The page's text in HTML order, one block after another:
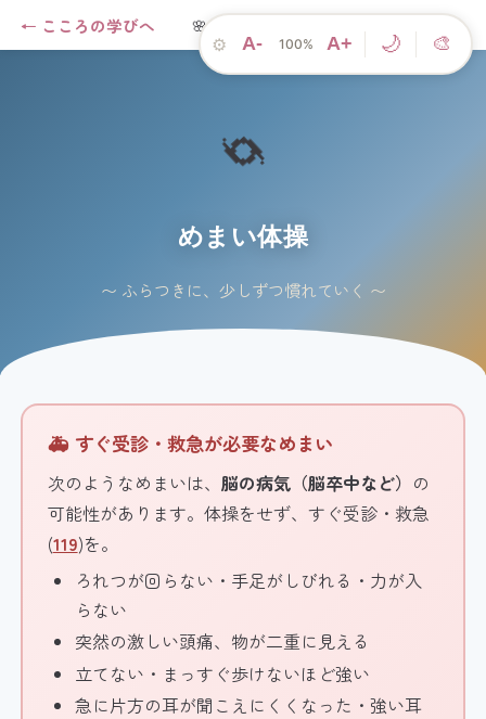
← こころの学びへ 🌸 こころのアプリ パニックSOS →
🌀
めまい体操
〜 ふらつきに、少しずつ慣れていく 〜
🚑 すぐ受診・救急が必要なめまい
次のようなめまいは、 脳の病気（脳卒中など） の
可能性があります。体操をせず、すぐ受診・救急
(119)を。
ろれつが回らない・手足がしびれる・力が入
らない
突然の激しい頭痛、物が二重に見える
立てない・まっすぐ歩けないほど強い
急に片方の耳が聞こえにくくなった・強い耳
⚙ A- 100% A+ 🌙 🎨